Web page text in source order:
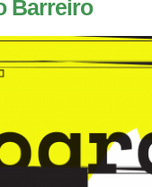
Barreiro